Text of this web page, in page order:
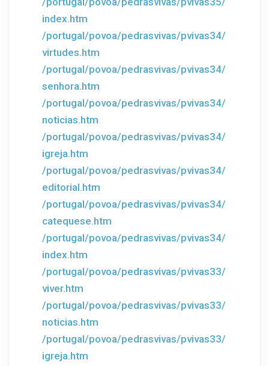
index.htm
/portugal/povoa/pedrasvivas/pvivas34/
virtudes.htm
/portugal/povoa/pedrasvivas/pvivas34/
senhora.htm
/portugal/povoa/pedrasvivas/pvivas34/
noticias.htm
/portugal/povoa/pedrasvivas/pvivas34/
igreja.htm
/portugal/povoa/pedrasvivas/pvivas34/
editorial.htm
/portugal/povoa/pedrasvivas/pvivas34/
catequese.htm
/portugal/povoa/pedrasvivas/pvivas34/
index.htm
/portugal/povoa/pedrasvivas/pvivas33/
viver.htm
/portugal/povoa/pedrasvivas/pvivas33/
noticias.htm
/portugal/povoa/pedrasvivas/pvivas33/
igreja.htm